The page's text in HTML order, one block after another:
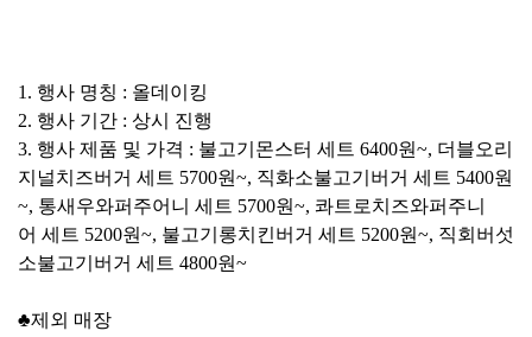
1. 행사 명칭 : 올데이킹
2. 행사 기간 : 상시 진행
3. 행사 제품 및 가격 : 불고기몬스터 세트 6400원~, 더블오리
지널치즈버거 세트 5700원~, 직화소불고기버거 세트 5400원
~, 통새우와퍼주어니 세트 5700원~, 콰트로치즈와퍼주니
어 세트 5200원~, 불고기롱치킨버거 세트 5200원~, 직회버섯
소불고기버거 세트 4800원~
♣제외 매장